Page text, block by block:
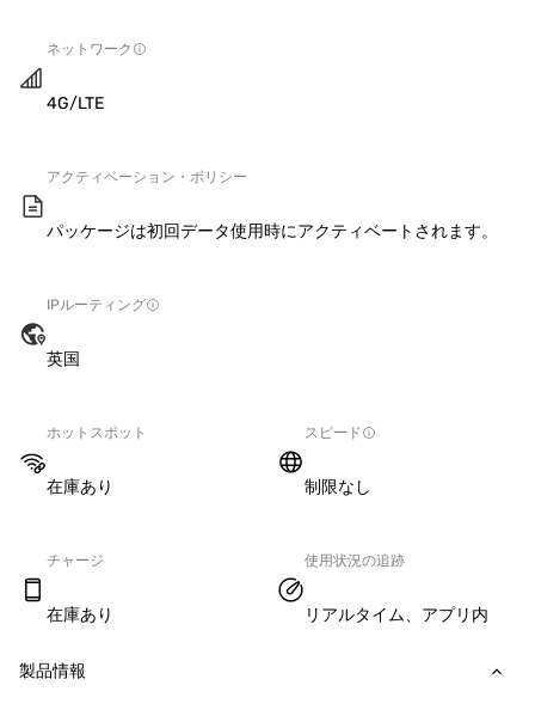
ネットワーク
4G/LTE
アクティベーション・ポリシー
パッケージは初回データ使用時にアクティベートされます。
IPルーティング
英国
ホットスポット
在庫あり
スピード
制限なし
チャージ
在庫あり
使用状況の追跡
リアルタイム、アプリ内
製品情報